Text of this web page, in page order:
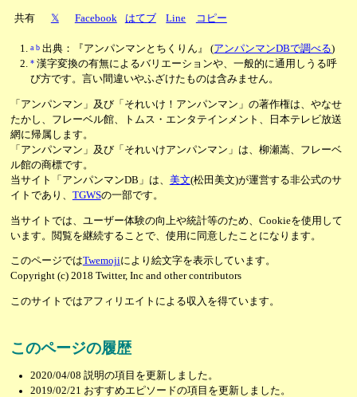
共有 𝕏 Facebook はてブ Line コピー
a b 出典：『アンパンマンとちくりん』(アンパンマンDBで調べる)
* 漢字変換の有無によるバリエーションや、一般的に通用しうる呼
び方です。言い間違いやふざけたものは含みません。
「アンパンマン」及び「それいけ！アンパンマン」の著作権は、やなせ
たかし、フレーベル館、トムス・エンタテインメント、日本テレビ放送
網に帰属します。
「アンパンマン」及び「それいけアンパンマン」は、柳瀬嵩、フレーベ
ル館の商標です。
当サイト「アンパンマンDB」は、 美文(松田美文)が運営する非公式のサ
イトであり、 TGWSの一部です。
当サイトでは、ユーザー体験の向上や統計等のため、Cookieを使用して
います。閲覧を継続することで、使用に同意したことになります。
このページではTwemojiにより絵文字を表示しています。
Copyright (c) 2018 Twitter, Inc and other contributors
このサイトではアフィリエイトによる収入を得ています。
このページの履歴
2020/04/08 説明の項目を更新しました。
2019/02/21 おすすめエピソードの項目を更新しました。